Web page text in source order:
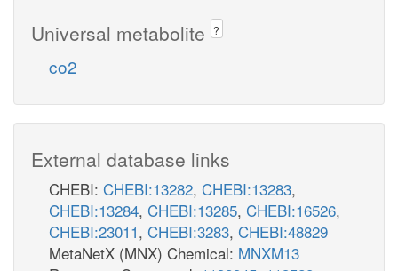
Universal metabolite ?
co2
External database links
CHEBI: CHEBI:13282, CHEBI:13283,
CHEBI:13284, CHEBI:13285, CHEBI:16526,
CHEBI:23011, CHEBI:3283, CHEBI:48829
MetaNetX (MNX) Chemical: MNXM13